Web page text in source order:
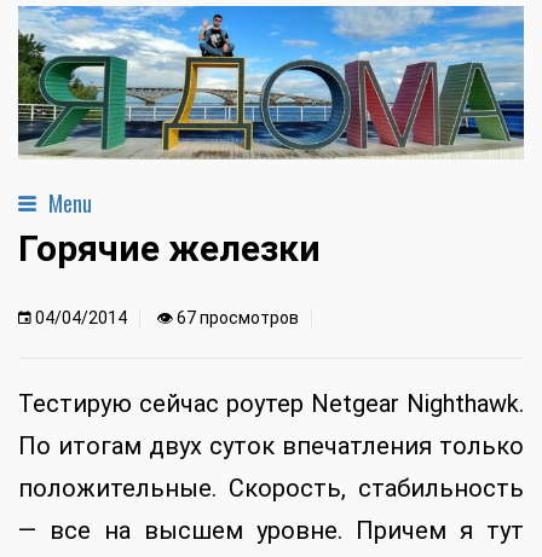
Menu
Горячие железки
04/04/2014 👁 67 просмотров
Тестирую сейчас роутер Netgear Nighthawk.
По итогам двух суток впечатления только
положительные. Скорость, стабильность
— все на высшем уровне. Причем я тут